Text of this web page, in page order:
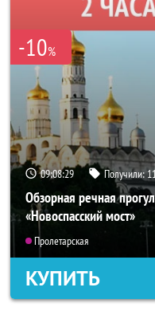
-10%
09:08:25 Получили:
Обзорная речная
«Новоспасский мост»
Пролетарская
КУПИТЬ